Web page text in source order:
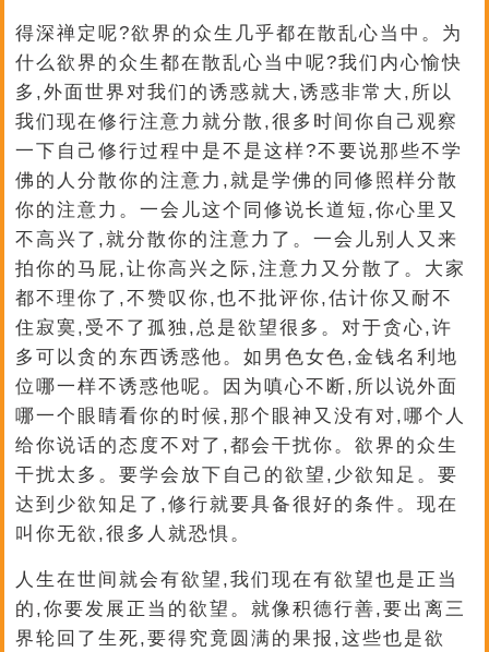
得深禅定呢?欲界的众生几乎都在散乱心当中。为
什么欲界的众生都在散乱心当中呢?我们内心愉快
多,外面世界对我们的诱惑就大,诱惑非常大,所以
我们现在修行注意力就分散,很多时间你自己观察
一下自己修行过程中是不是这样?不要说那些不学
佛的人分散你的注意力,就是学佛的同修照样分散
你的注意力。一会儿这个同修说长道短,你心里又
不高兴了,就分散你的注意力了。一会儿别人又来
拍你的马屁,让你高兴之际,注意力又分散了。大家
都不理你了,不赞叹你,也不批评你,估计你又耐不
住寂寞,受不了孤独,总是欲望很多。对于贪心,许
多可以贪的东西诱惑他。如男色女色,金钱名利地
位哪一样不诱惑他呢。因为嗔心不断,所以说外面
哪一个眼睛看你的时候,那个眼神又没有对,哪个人
给你说话的态度不对了,都会干扰你。欲界的众生
干扰太多。要学会放下自己的欲望,少欲知足。要
达到少欲知足了,修行就要具备很好的条件。现在
叫你无欲,很多人就恐惧。
人生在世间就会有欲望,我们现在有欲望也是正当
的,你要发展正当的欲望。就像积德行善,要出离三
界轮回了生死,要得究竟圆满的果报,这些也是欲